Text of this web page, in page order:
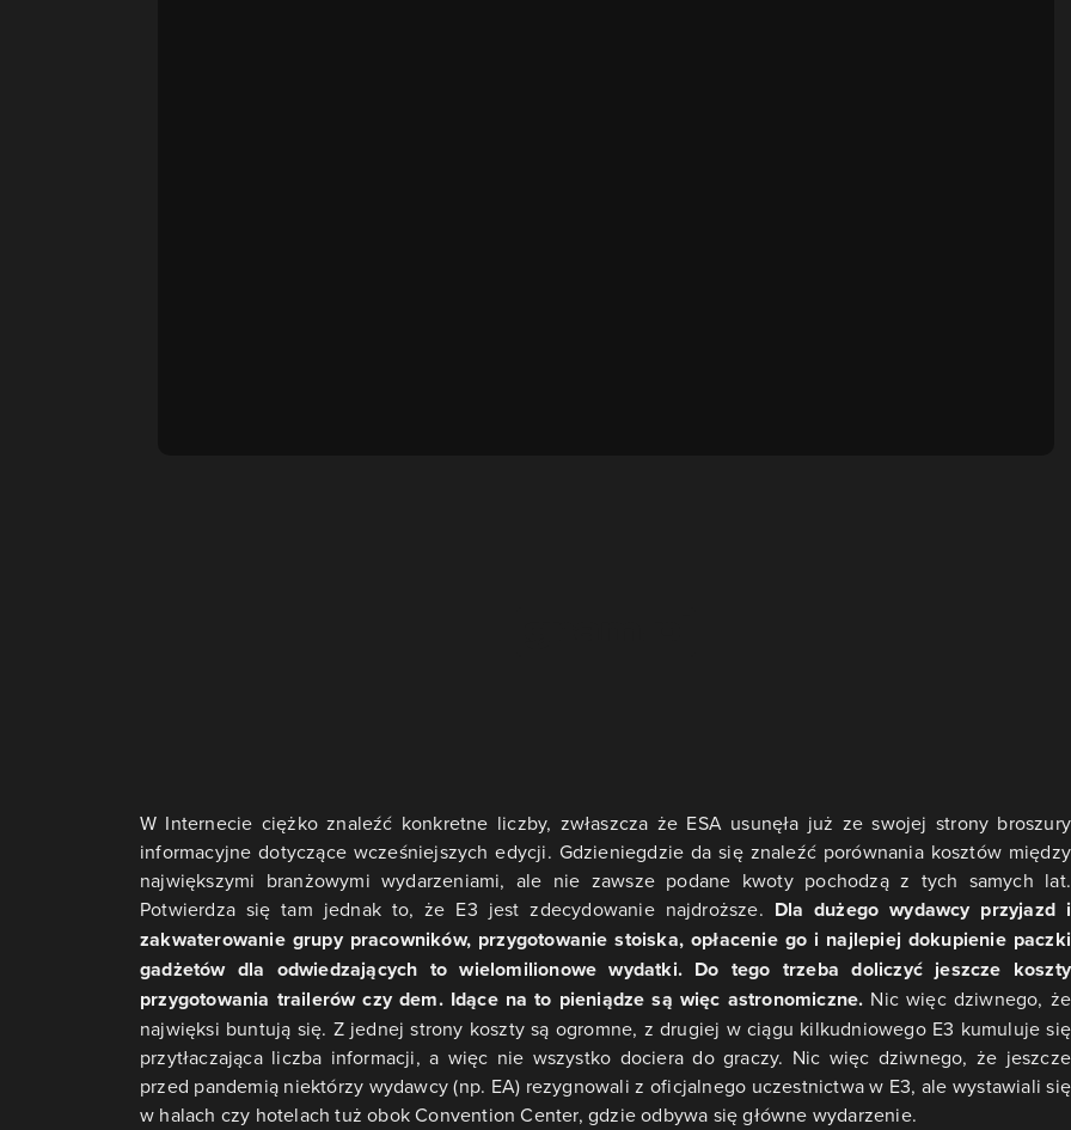
W Internecie ciężko znaleźć konkretne liczby, zwłaszcza że ESA usunęła już ze swojej strony broszury
informacyjne dotyczące wcześniejszych edycji. Gdzieniegdzie da się znaleźć porównania kosztów między
największymi branżowymi wydarzeniami, ale nie zawsze podane kwoty pochodzą z tych samych lat.
Potwierdza się tam jednak to, że E3 jest zdecydowanie najdroższe. Dla dużego wydawcy przyjazd i
zakwaterowanie grupy pracowników, przygotowanie stoiska, opłacenie go i najlepiej dokupienie paczki
gadżetów dla odwiedzających to wielomilionowe wydatki. Do tego trzeba doliczyć jeszcze koszty
przygotowania trailerów czy dem. Idące na to pieniądze są więc astronomiczne. Nic więc dziwnego, że
najwięksi buntują się. Z jednej strony koszty są ogromne, z drugiej w ciągu kilkudniowego E3 kumuluje się
przytłaczająca liczba informacji, a więc nie wszystko dociera do graczy. Nic więc dziwnego, że jeszcze
przed pandemią niektórzy wydawcy (np. EA) rezygnowali z oficjalnego uczestnictwa w E3, ale wystawiali się
w halach czy hotelach tuż obok Convention Center, gdzie odbywa się główne wydarzenie.